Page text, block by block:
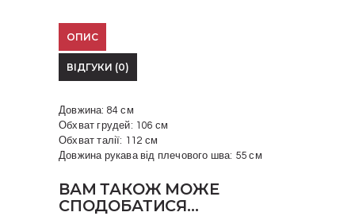
ОПИС
ВІДГУКИ (0)
Довжина: 84 см
Обхват грудей: 106 см
Обхват талії: 112 см
Довжина рукава від плечового шва: 55 см
ВАМ ТАКОЖ МОЖЕ
СПОДОБАТИСЯ…